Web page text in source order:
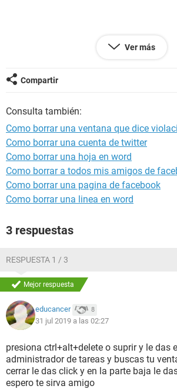
Ver más
Compartir
Consulta también:
Como borrar una ventana que dice
Como borrar una cuenta de twitter
Como borrar una hoja en word
Como borrar a todos mis amigos de
Como borrar una pagina de facebook
Como borrar una linea en word
3 respuestas
RESPUESTA 1 / 3
Mejor respuesta
educancer 8
31 jul 2019 a las 02:27
presiona ctrl+alt+delete o suprir y le das
administrador de tareas y buscas tu
cerrar le das click y en la parte baja le
espero te sirva amigo